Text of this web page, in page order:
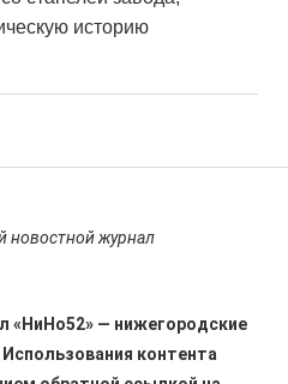
историю
новостной журнал
«НиНо52» — нижегородские
контента